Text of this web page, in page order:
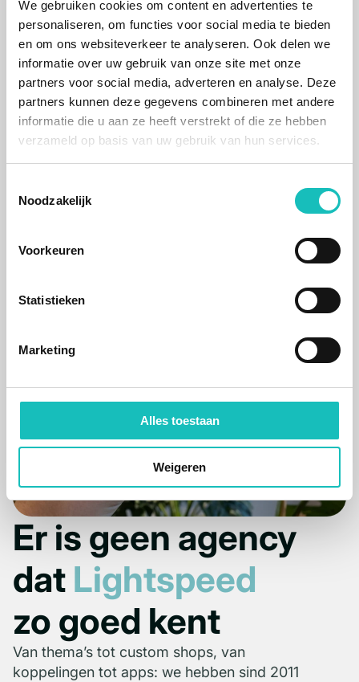
We gebruiken cookies om content en advertenties te
personaliseren, om functies voor social media te bieden
en om ons websiteverkeer te analyseren. Ook delen we
informatie over uw gebruik van onze site met onze
partners voor social media, adverteren en analyse. Deze
partners kunnen deze gegevens combineren met andere
informatie die u aan ze heeft verstrekt of die ze hebben
verzameld op basis van uw gebruik van hun services.
Noodzakelijk
Voorkeuren
Statistieken
Marketing
Alles toestaan
Weigeren
vragen helpen we snel en effectief; dankzij jarenlange
ervaring met de techniek achter Lightspeed eCom.
sdk
Up-to-date via maatwerk of add-ons
Kom je functionaliteit tekort? Met slimme
maatwerkoplossingen en plug-and-play add-ons
breiden we je shop uit zodat je méér kunt doen zonder
Er is geen agency
dat Lightspeed
zo goed kent
Van thema’s tot custom shops, van
koppelingen tot apps: we hebben sind 2011